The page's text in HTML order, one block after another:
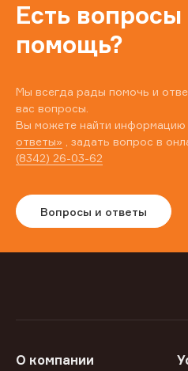
Есть
помощь?
Мы всегда рады помочь и
вас вопросы.
Вы можете найти информацию
ответы» , задать вопрос в
(8342) 26-03-62
Вопросы и ответы
О компании